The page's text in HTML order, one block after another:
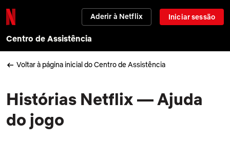
Aderir à Netflix Iniciar sessão
Centro de Assistência
Voltar à página inicial do Centro de Assistência
Histórias Netflix — Ajuda
do jogo